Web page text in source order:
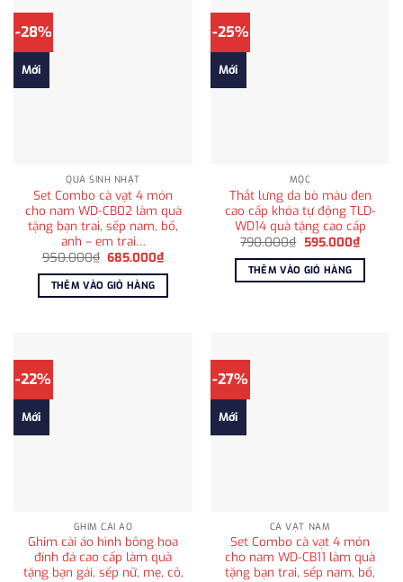
-28%
Mới
QUÀ SINH NHẬT
Set Combo cà vạt 4 món
cho nam WD-CB02 làm quà
tặng bạn trai, sếp nam, bố,
anh – em trai…
950.000₫ Giá
là:
950.000₫.
685.000₫Giá
hiện
tại
685.000₫.
THÊM VÀO GIỎ HÀNG
-25%
Mới
MỘC
Thắt lưng da bò màu đen
cao cấp khóa tự động TLD-
WD14 quà tặng cao cấp
790.000₫ Giá
là:
790.000₫.
595.000₫Giá
hiện
tại
THÊM VÀO GIỎ HÀNG
-22%
Mới
GHIM CÀI ÁO
Ghim cài áo hình bông hoa
đính đá cao cấp làm quà
tặng bạn gái, sếp nữ, mẹ, cô,
-27%
Mới
CÀ VẠT NAM
Set Combo cà vạt 4 món
cho nam WD-CB11 làm quà
tặng bạn trai, sếp nam, bố,